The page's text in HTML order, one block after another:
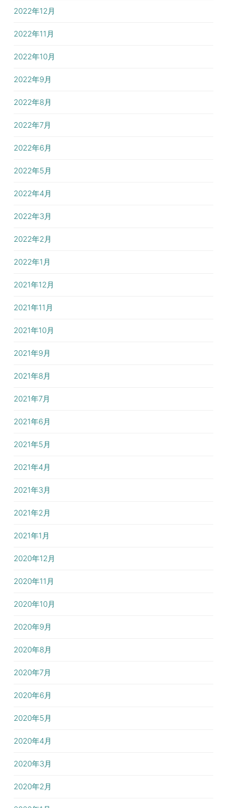
2022年12月
2022年11月
2022年10月
2022年9月
2022年8月
2022年7月
2022年6月
2022年5月
2022年4月
2022年3月
2022年2月
2022年1月
2021年12月
2021年11月
2021年10月
2021年9月
2021年8月
2021年7月
2021年6月
2021年5月
2021年4月
2021年3月
2021年2月
2021年1月
2020年12月
2020年11月
2020年10月
2020年9月
2020年8月
2020年7月
2020年6月
2020年5月
2020年4月
2020年3月
2020年2月